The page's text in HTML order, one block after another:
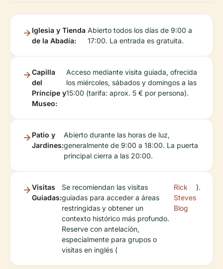
Iglesia y Tienda
de la Abadía:
Abierto todos los días de 9:00 a
17:00. La entrada es gratuita.
Capilla
del
Príncipe y
Museo:
Acceso mediante visita guiada, ofrecida
los miércoles, sábados y domingos a las
15:00 (tarifa: aprox. 5 € por persona).
Patio y
Jardines:
Abierto durante las horas de luz,
generalmente de 9:00 a 18:00. La puerta
principal cierra a las 20:00.
Visitas
Guiadas:
Se recomiendan las visitas
guiadas para acceder a áreas
restringidas y obtener un
contexto histórico más profundo.
Reserve con antelación,
especialmente para grupos o
visitas en inglés (
Rick
Steves
Blog
).